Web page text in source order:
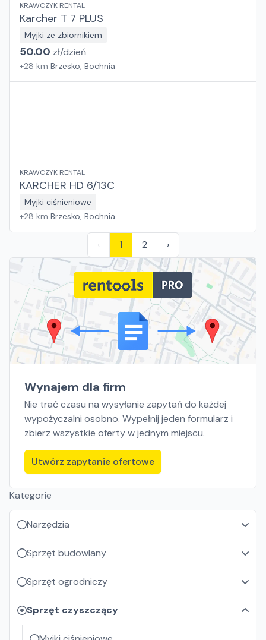
KRAWCZYK RENTAL
Karcher T 7 PLUS
Myjki ze zbiornikiem
50.00 zł/dzień
+28 km Brzesko, Bochnia
KRAWCZYK RENTAL
KARCHER HD 6/13C
Myjki ciśnieniowe
+28 km Brzesko, Bochnia
‹ 1 2 ›
Wynajem dla firm
Nie trać czasu na wysyłanie zapytań do każdej
wypożyczalni osobno. Wypełnij jeden formularz i
zbierz wszystkie oferty w jednym miejscu.
Utwórz zapytanie ofertowe
Kategorie
Narzędzia
Sprzęt budowlany
Sprzęt ogrodniczy
Sprzęt czyszczący